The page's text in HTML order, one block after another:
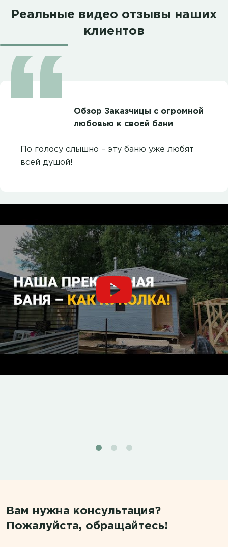
Реальные видео отзывы наших
клиентов
Обзор Заказчицы с огромной
любовью к своей бани
По голосу слышно – эту баню уже любят
всей душой!
Вам нужна консультация?
Пожалуйста, обращайтесь!